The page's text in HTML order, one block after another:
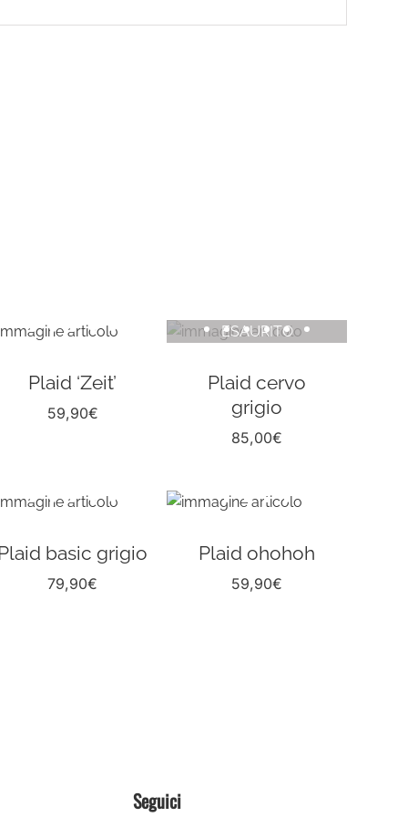
Plaid ‘Zeit’
59,90€
ESAURITO
Plaid cervo
grigio
85,00€
basic grigio
79,90€
Plaid ohohoh
59,90€
Seguici